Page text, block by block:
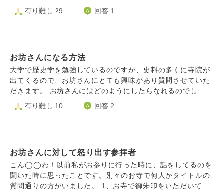
手だとか1人1人にちゃんと謝罪したんかな？それとも仕事だ
いたりするんかな？」 「なんにも過去を清算してない坊主
が、ここで必死な思いでどうしたら良いか相談しに来られて
る方々に説教してる姿に違和感がある」 「自分の事棚に上
げて説教してるんならある意味偽善者よりタチが悪い気がす
いた時にギョッとしたものの、確かに…とちょこっと共感す
たいです。とても気になります。
たときに救われました。みんなが幸せになれるようこの仏教
の教えを広めたい！と考え、僧侶を目指しています。 そこ
有り難し 29 回答 1
お坊さんになる方法
大学で歴史学を勉強しているのですが、史料の多くに寺院が
出てくるので、お坊さんにとても興味があり質問させていた
だきます。 お坊さんにはどのようにしたらなれるのでしょ
うか。修行にいかれる際は、なにか特別な手続きが必要なの
でしょうか。また、1番思い出に残っている出来事はなんで
有り難し 10 回答 2
お坊さんに対して怒り出す参拝者
こん◯◯わ！以前私がお参りに行った時に、話をしてるのを
聞いた時に思ったことです。別々のお寺で何人かタイトルの
質問通りの方がいました。 1、お寺で御朱印をいただいてク